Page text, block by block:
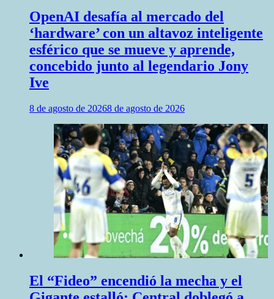
OpenAI desafía al mercado del
‘hardware’ con un altavoz inteligente
esférico que se mueve y aprende,
concebido junto al legendario Jony
Ive
8 de agosto de 20268 de agosto de 2026
El “Fideo” encendió la mecha y el